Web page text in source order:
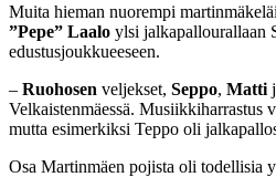
Muita hieman nuorempi
”Pepe” Laalo ylsi jalkapallourallaan
edustusjoukkueeseen.
– Ruohosen veljekset, Seppo, Matti
Velkaistenmäessä. Musiikkiharrastus
mutta esimerkiksi Teppo oli
Osa Martinmäen pojista oli todellisia